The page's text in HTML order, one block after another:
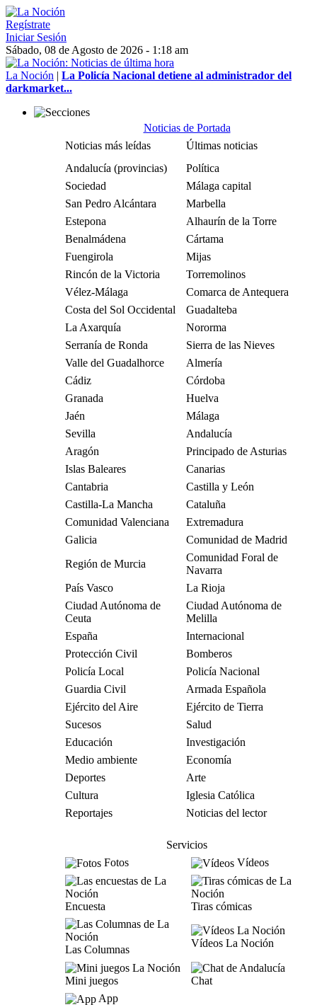
Regístrate
Iniciar Sesión
Sábado, 08 de Agosto de 2026 - 1:18 am
La Noción | La Policía Nacional detiene al administrador del
darkmarket...
Noticias de Portada
Noticias más leídas
Últimas noticias
Andalucía (provincias)
Política
Sociedad
Málaga capital
San Pedro Alcántara
Marbella
Estepona
Alhaurín de la Torre
Benalmádena
Cártama
Fuengirola
Mijas
Rincón de la Victoria
Torremolinos
Vélez-Málaga
Comarca de Antequera
Costa del Sol Occidental
Guadalteba
La Axarquía
Nororma
Serranía de Ronda
Sierra de las Nieves
Valle del Guadalhorce
Almería
Cádiz
Córdoba
Granada
Huelva
Jaén
Málaga
Sevilla
Andalucía
Aragón
Principado de Asturias
Islas Baleares
Canarias
Cantabria
Castilla y León
Castilla-La Mancha
Cataluña
Comunidad Valenciana
Extremadura
Galicia
Comunidad de Madrid
Región de Murcia
Comunidad Foral de
Navarra
País Vasco
La Rioja
Ciudad Autónoma de
Ceuta
Ciudad Autónoma de
Melilla
España
Internacional
Protección Civil
Bomberos
Policía Local
Policía Nacional
Guardia Civil
Armada Española
Ejército del Aire
Ejército de Tierra
Sucesos
Salud
Educación
Investigación
Medio ambiente
Economía
Deportes
Arte
Cultura
Iglesia Católica
Reportajes
Noticias del lector
Servicios
Fotos
Vídeos
Encuesta Tiras cómicas
Las Columnas
Vídeos La Noción
Mini juegos
Chat
App